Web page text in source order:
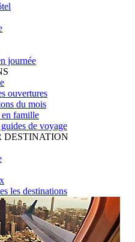
journée
ouvertures
du mois
en famille
de voyage
DESTINATION
les destinations